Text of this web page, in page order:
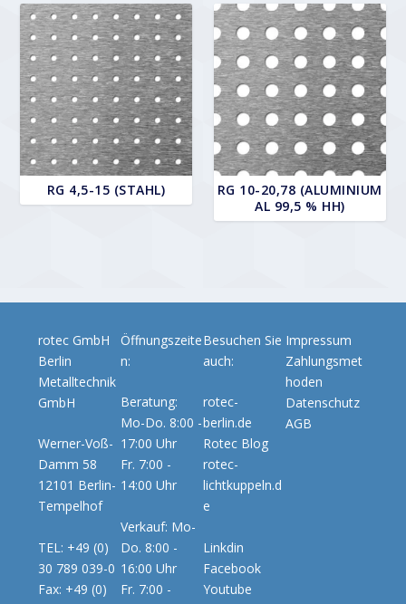
RG 4,5-15 (STAHL)
RG 10-20,78 (ALUMINIUM
AL 99,5 % HH)
rotec GmbH
Berlin
Metalltechnik
GmbH
Werner-Voß-
Damm 58
12101 Berlin-
Tempelhof
TEL: +49 (0)
30 789 039-0
Fax: +49 (0)
Öffnungszeite
n:
Beratung:
Mo-Do. 8:00 -
17:00 Uhr
Fr. 7:00 -
14:00 Uhr
Verkauf: Mo-
Do. 8:00 -
16:00 Uhr
Fr. 7:00 -
Besuchen Sie
auch:
rotec-
berlin.de
Rotec Blog
rotec-
lichtkuppeln.d
e
Linkdin
Facebook
Youtube
Impressum
Zahlungsmet
hoden
Datenschutz
AGB